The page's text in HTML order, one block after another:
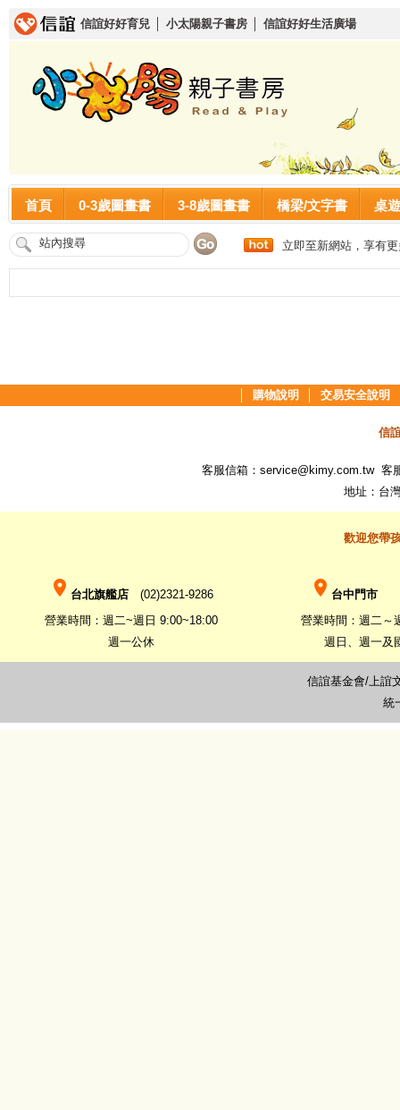
信誼好好育兒 小太陽親子書房 信誼好好生活廣場
首頁 0-3歲圖畫書 3-8歲圖畫書 橋梁/文字書 桌
立即至新網站，享有
購物說明 交易安全說明
信
客服信箱：service@kimy.com.tw 客
地址：台
歡迎您帶
place 台北旗艦店 (02)2321-9286
營業時間：週二~週日 9:00~18:00
週一公休
place 台中門市
營業時間：週二～
週日、週一及
信誼基金會/上誼
統